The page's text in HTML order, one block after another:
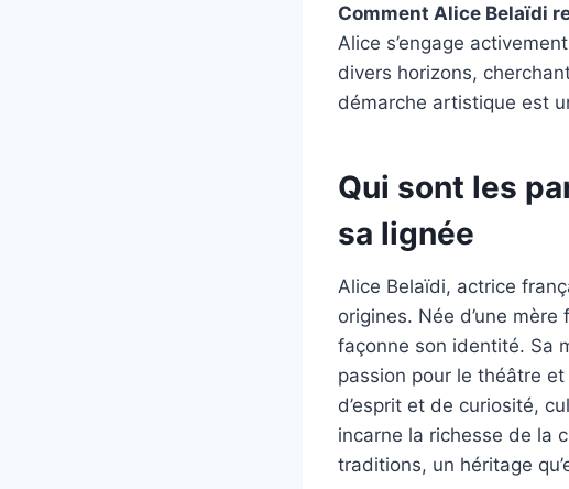
Comment Alice Belaïdi
Alice s’engage
divers horizons,
démarche artistique est
Qui sont les
sa lignée
Alice Belaïdi, actrice
origines. Née d’une
façonne son identité. Sa
passion pour le théâtre
d’esprit et de curiosité,
incarne la richesse de la
traditions, un héritage